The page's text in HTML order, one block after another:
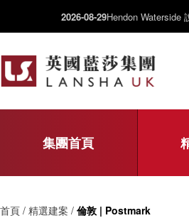
2026-08-29Hendon Waterside
集團首頁
首頁 / 精選建案 / 倫敦 | Postmark